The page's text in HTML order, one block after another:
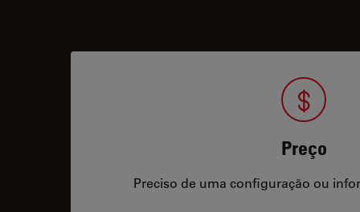
Preço
Preciso de uma configuração ou